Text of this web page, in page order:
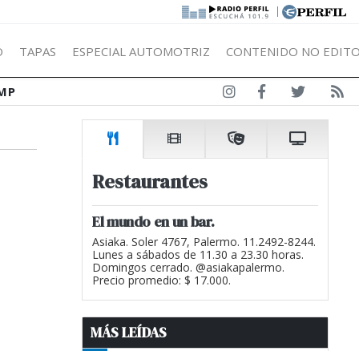
|
TAPAS ESPECIAL AUTOMOTRIZ CONTENIDO NO
Restaurantes
El mundo en un bar.
Asiaka. Soler 4767, Palermo. 11.2492-8244.
Lunes a sábados de 11.30 a 23.30 horas.
Domingos cerrado. @asiakapalermo.
Precio promedio: $ 17.000.
MÁS LEÍDAS